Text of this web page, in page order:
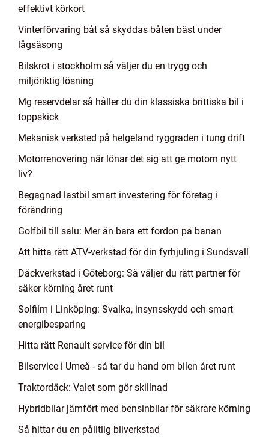
effektivt körkort
Vinterförvaring båt så skyddas båten bäst under
lågsäsong
Bilskrot i stockholm så väljer du en trygg och
miljöriktig lösning
Mg reservdelar så håller du din klassiska brittiska bil i
toppskick
Mekanisk verksted på helgeland ryggraden i tung drift
Motorrenovering när lönar det sig att ge motorn nytt
liv?
Begagnad lastbil smart investering för företag i
förändring
Golfbil till salu: Mer än bara ett fordon på banan
Att hitta rätt ATV-verkstad för din fyrhjuling i Sundsvall
Däckverkstad i Göteborg: Så väljer du rätt partner för
säker körning året runt
Solfilm i Linköping: Svalka, insynsskydd och smart
energibesparing
Hitta rätt Renault service för din bil
Bilservice i Umeå - så tar du hand om bilen året runt
Traktordäck: Valet som gör skillnad
Hybridbilar jämfört med bensinbilar för säkrare körning
Så hittar du en pålitlig bilverkstad